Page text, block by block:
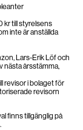
kr till styrelsens
inte är anställda
Lars-Erik Löf och
nästa årsstämma,
revisor i bolaget för
revisorn
finns tillgänglig på